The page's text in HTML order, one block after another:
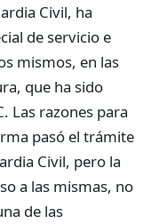
Civil, ha
de servicio e
mismos, en las
que ha sido
Las razones para
pasó el trámite
Civil, pero la
a las mismas, no
de las